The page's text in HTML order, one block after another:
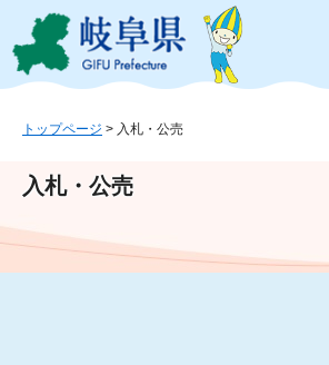
ジ
ュ
文
このページの本文へ
トップページ > 入札・公売
入札・公売